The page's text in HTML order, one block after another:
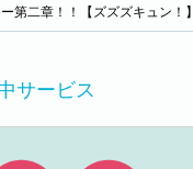
第二章！！【ズズズキュン！】
サービス